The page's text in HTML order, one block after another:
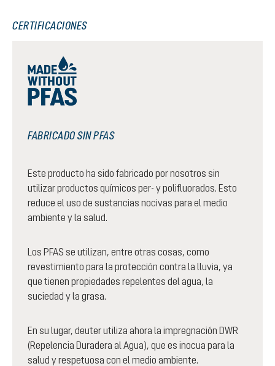
CERTIFICACIONES
FABRICADO SIN PFAS
Este producto ha sido fabricado por nosotros sin
utilizar productos químicos per- y polifluorados. Esto
reduce el uso de sustancias nocivas para el medio
ambiente y la salud.
Los PFAS se utilizan, entre otras cosas, como
revestimiento para la protección contra la lluvia, ya
que tienen propiedades repelentes del agua, la
suciedad y la grasa.
En su lugar, deuter utiliza ahora la impregnación DWR
(Repelencia Duradera al Agua), que es inocua para la
salud y respetuosa con el medio ambiente.